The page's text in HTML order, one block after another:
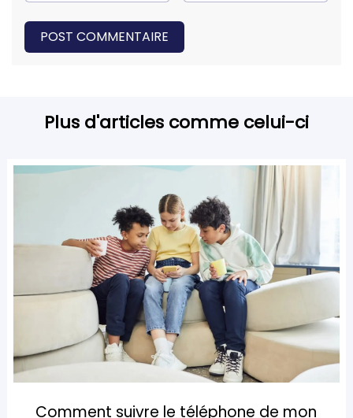
POST COMMENTAIRE
Plus d'articles comme celui-ci
Comment suivre le téléphone de mon